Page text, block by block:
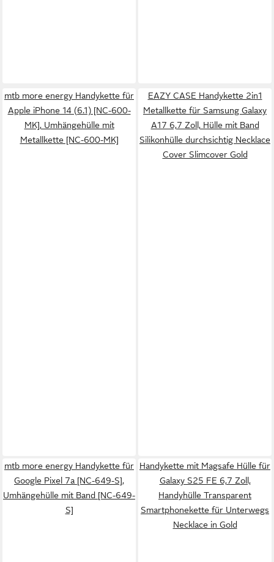
mtb more energy Handykette für
Apple iPhone 14 (6.1) [NC-600-
MK], Umhängehülle mit
Metallkette [NC-600-MK]
EAZY CASE Handykette 2in1
Metallkette für Samsung Galaxy
A17 6,7 Zoll, Hülle mit Band
Silikonhülle durchsichtig Necklace
Cover Slimcover Gold
mtb more energy Handykette für
Google Pixel 7a [NC-649-S],
Umhängehülle mit Band [NC-649-
S]
Handykette mit Magsafe Hülle für
Galaxy S25 FE 6,7 Zoll,
Handyhülle Transparent
Smartphonekette für Unterwegs
Necklace in Gold